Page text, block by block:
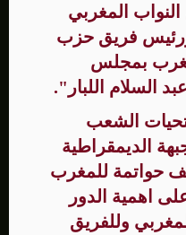
المغربي
ورئيس فريق حزب
بمجلس
السلام اللبار".
الشعب
الديمقراطية
حواتمة للمغرب
اهمية الدور
وللفريق